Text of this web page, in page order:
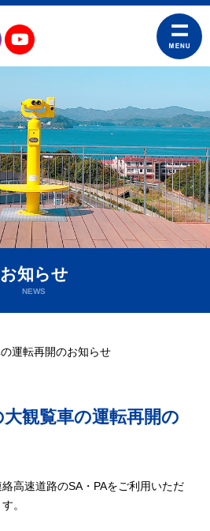
お知らせ
NEWS
運転再開のお知らせ
観覧車の運転再開の
高速道路のSA・PAをご利用いただ
。